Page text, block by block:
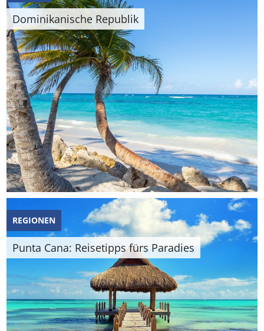
Dominikanische Republik
REGIONEN
Punta Cana: Reisetipps fürs Paradies